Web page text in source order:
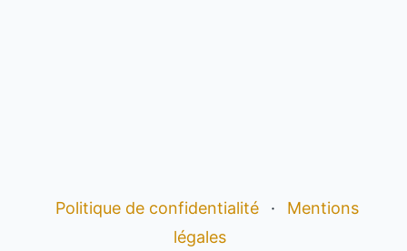
Politique de confidentialité ·
Mentions
légales